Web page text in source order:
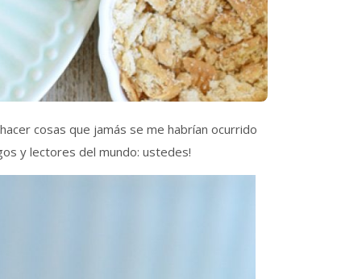
cosas que jamás se me habrían ocurrido
y lectores del mundo: ustedes!